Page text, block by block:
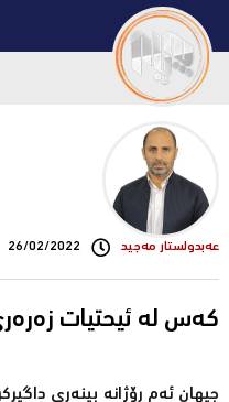
عه‌بدولستار مه‌جید 26/02/2022
کەس لە ئیحتیات
جیهان ئەم ڕۆژانە بینەری